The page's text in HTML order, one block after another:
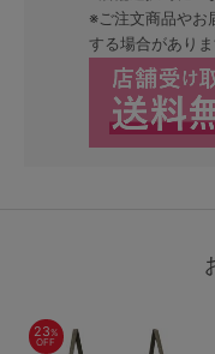
※ご注文商品やお
する場合がありま
23%
OFF